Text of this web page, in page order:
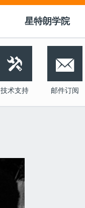
星特朗学院

技术支持

邮件订阅